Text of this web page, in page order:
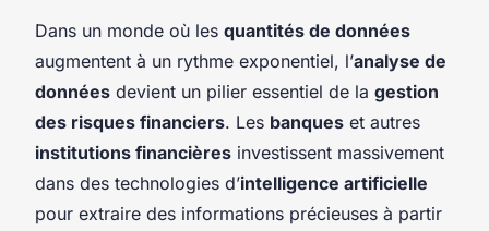
Dans un monde où les quantités de données
augmentent à un rythme exponentiel, l’analyse de
données devient un pilier essentiel de la gestion
des risques financiers. Les banques et autres
institutions financières investissent massivement
dans des technologies d’intelligence artificielle
pour extraire des informations précieuses à partir